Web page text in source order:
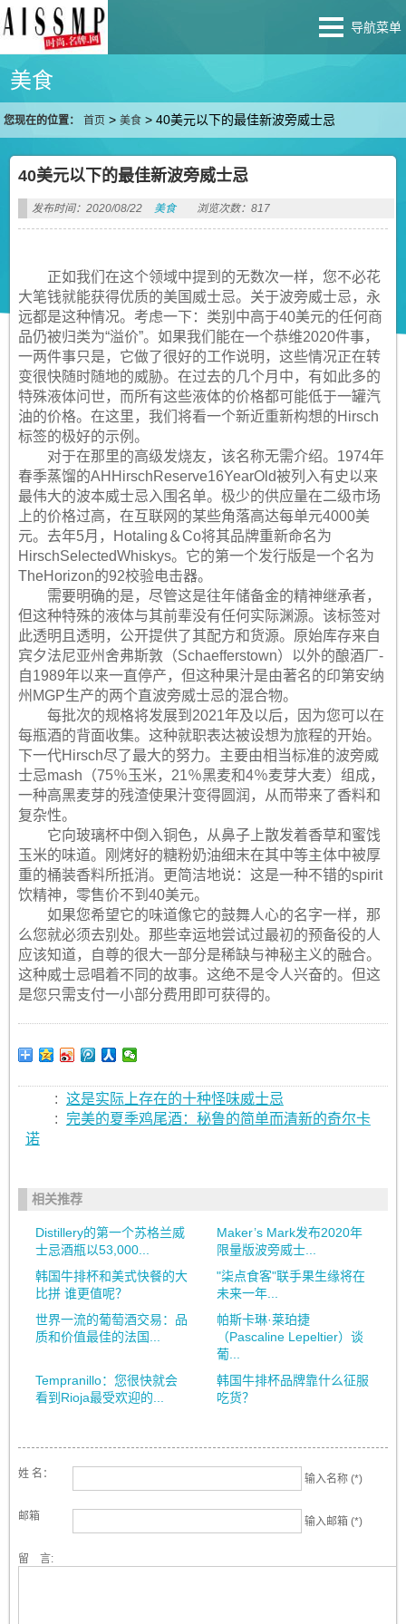
导航菜单
美食
您现在的位置： 首页 >美食 >40美元以下的最佳新波旁威士忌
40美元以下的最佳新波旁威士忌
发布时间：2020/08/22 美食 浏览次数：817
正如我们在这个领域中提到的无数次一样，您不必花
大笔钱就能获得优质的美国威士忌。关于波旁威士忌，永
远都是这种情况。考虑一下：类别中高于40美元的任何商
品仍被归类为“溢价”。如果我们能在一个恭维2020件事，
一两件事只是，它做了很好的工作说明，这些情况正在转
变很快随时随地的威胁。在过去的几个月中，有如此多的
特殊液体问世，而所有这些液体的价格都可能低于一罐汽
油的价格。在这里，我们将看一个新近重新构想的Hirsch
标签的极好的示例。
对于在那里的高级发烧友，该名称无需介绍。1974年
春季蒸馏的AHHirschReserve16YearOld被列入有史以来
最伟大的波本威士忌入围名单。极少的供应量在二级市场
上的价格过高，在互联网的某些角落高达每单元4000美
元。去年5月，Hotaling＆Co将其品牌重新命名为
HirschSelectedWhiskys。它的第一个发行版是一个名为
TheHorizo​​n的92校验电击器。
需要明确的是，尽管这是往年储备金的精神继承者，
但这种特殊的液体与其前辈没有任何实际渊源。该标签对
此透明且透明，公开提供了其配方和货源。原始库存来自
宾夕法尼亚州舍弗斯敦（Schaefferstown）以外的酿酒厂-
自1989年以来一直停产，但这种果汁是由著名的印第安纳
州MGP生产的两个直波旁威士忌的混合物。
每批次的规格将发展到2021年及以后，因为您可以在
每瓶酒的背面收集。这种就职表达被设想为旅程的开始。
下一代Hirsch尽了最大的努力。主要由相当标准的波旁威
士忌mash（75％玉米，21％黑麦和4％麦芽大麦）组成，
一种高黑麦芽的残渣使果汁变得圆润，从而带来了香料和
复杂性。
它向玻璃杯中倒入铜色，从鼻子上散发着香草和蜜饯
玉米的味道。刚烤好的糖粉奶油细末在其中等主体中被厚
重的桶装香料所抵消。更简洁地说：这是一种不错的spirit
饮精神，零售价不到40美元。
如果您希望它的味道像它的鼓舞人心的名字一样，那
么您就必须去别处。那些幸运地尝试过最初的预备役的人
应该知道，自尊的很大一部分是稀缺与神秘主义的融合。
这种威士忌唱着不同的故事。这绝不是令人兴奋的。但这
是您只需支付一小部分费用即可获得的。
: 这是实际上存在的十种怪味威士忌
: 完美的夏季鸡尾酒：秘鲁的简单而清新的奇尔卡
诺
相关推荐
Distillery的第一个苏格兰威
士忌酒瓶以53,000...
Maker’s Mark发布2020年
限量版波旁威士...
韩国牛排杯和美式快餐的大
比拼 谁更值呢？
"柒点食客"联手果生缘将在
未来一年...
世界一流的葡萄酒交易：品
质和价值最佳的法国...
帕斯卡琳·莱珀捷
（Pascaline Lepeltier）谈
葡...
Tempranillo：您很快就会
看到Rioja最受欢迎的...
韩国牛排杯品牌靠什么征服
吃货？
姓 名： 输入名称 (*)
邮箱 输入邮箱 (*)
留 言: